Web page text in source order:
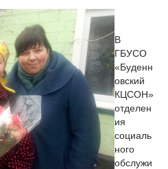
В
ГБУСО
«Буденн
овский
КЦСОН»
отделен
ия
социаль
ного
обслужи